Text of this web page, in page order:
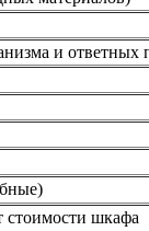
и ответных
стоимости шкафа